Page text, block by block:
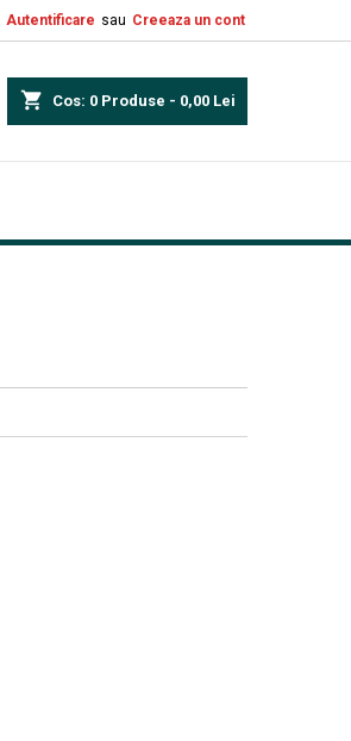
Autentificare sau Creeaza un cont
shopping_cart Cos: 0 Produse - 0,00 Lei